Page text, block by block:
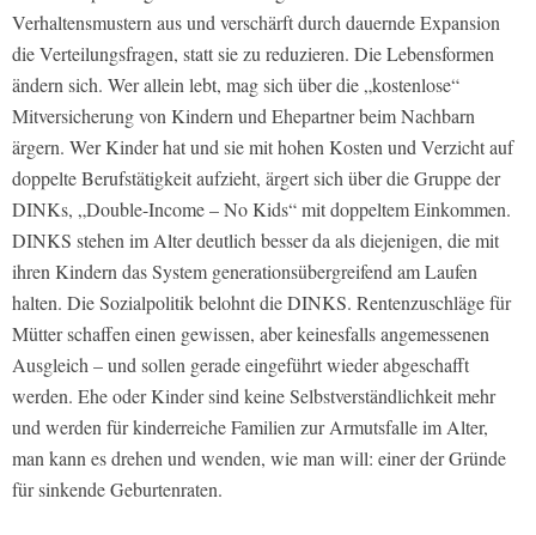
Verhaltensmustern aus und verschärft durch dauernde Expansion
die Verteilungsfragen, statt sie zu reduzieren. Die Lebensformen
ändern sich. Wer allein lebt, mag sich über die „kostenlose“
Mitversicherung von Kindern und Ehepartner beim Nachbarn
ärgern. Wer Kinder hat und sie mit hohen Kosten und Verzicht auf
doppelte Berufstätigkeit aufzieht, ärgert sich über die Gruppe der
DINKs, „Double-Income – No Kids“ mit doppeltem Einkommen.
DINKS stehen im Alter deutlich besser da als diejenigen, die mit
ihren Kindern das System generationsübergreifend am Laufen
halten. Die Sozialpolitik belohnt die DINKS. Rentenzuschläge für
Mütter schaffen einen gewissen, aber keinesfalls angemessenen
Ausgleich – und sollen gerade eingeführt wieder abgeschafft
werden. Ehe oder Kinder sind keine Selbstverständlichkeit mehr
und werden für kinderreiche Familien zur Armutsfalle im Alter,
man kann es drehen und wenden, wie man will: einer der Gründe
für sinkende Geburtenraten.